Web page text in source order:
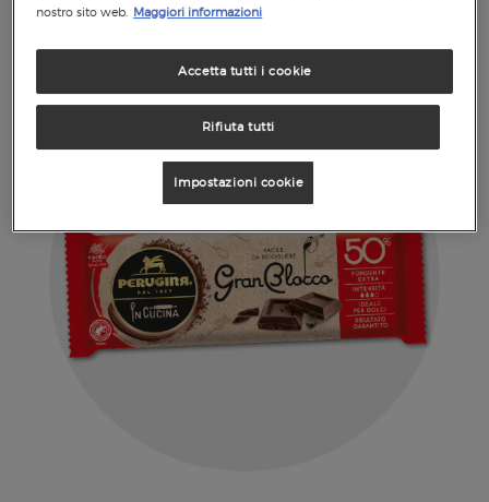
da paura!
nostro sito web. Maggiori informazioni
Rifiuta tutti
Accetta tutti i cookie
Impostazioni cookie